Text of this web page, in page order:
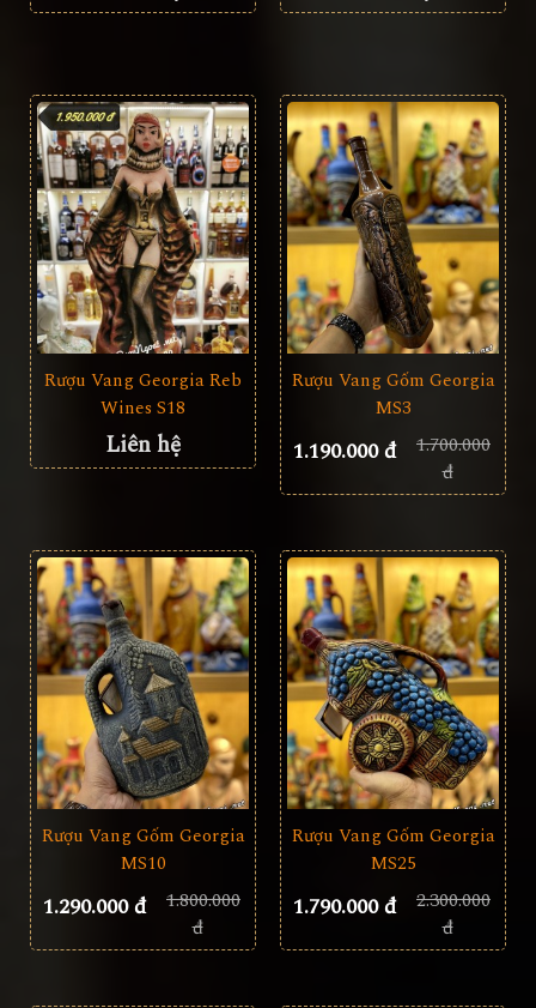
Rượu Vang Georgia Reb
Wines S18
Liên hệ
Rượu Vang Gốm Georgia
MS3
1.190.000 đ
1.700.000
đ
Rượu Vang Gốm Georgia
MS10
1.290.000 đ
1.800.000
đ
Rượu Vang Gốm Georgia
MS25
1.790.000 đ
2.300.000
đ